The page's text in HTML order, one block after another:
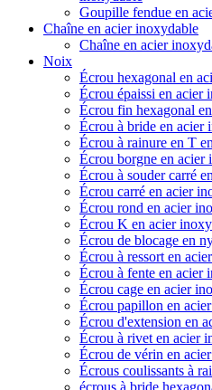
Goupille fendue en
Chaîne en acier inoxydable
Chaîne en acier
Noix
Écrou hexagonal en
Écrou épaissi en acier
Écrou fin hexagonal
Écrou à bride en acier
Écrou à rainure en T
Écrou borgne en acier
Écrou à souder carré
Écrou carré en acier
Écrou rond en acier
Écrou K en acier
Écrou de blocage en
Écrou à ressort en
Écrou à fente en acier
Écrou cage en acier
Écrou papillon en
Écrou d'extension en
Écrou à rivet en acier
Écrou de vérin en
Écrous coulissants à